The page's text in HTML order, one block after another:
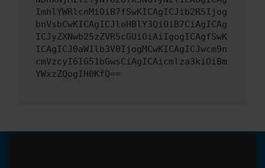
ImhlYWRlcnMiOiB7fSwKICAgICJib2R5Ijog
bnVsbCwKICAgICJleHBlY3QiOiB7CiAgICAg
ICJyZXNwb25zZVR5cGUiOiAiIgogICAgfSwK
ICAgICJ0aW1lb3V0IjogMCwKICAgICJwcm9n
cmVzcyI6IG51bGwsCiAgICAicmlza3kiOiBm
YWxzZQogIH0KfQ==